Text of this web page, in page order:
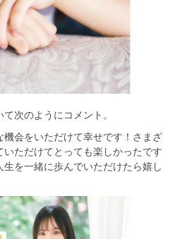
次のようにコメント。
機会をいただけて幸せです！さまざ
いただけてとっても楽しかったです
を一緒に歩んでいただけたら嬉し